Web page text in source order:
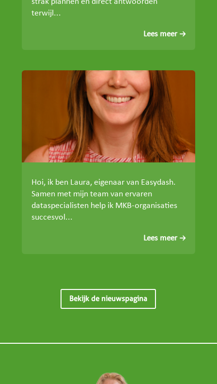
terwijl...
Lees meer
Hoi, ik ben Laura, eigenaar van Easydash.
Samen met mijn team van ervaren
dataspecialisten help ik MKB-organisaties
succesvol...
Lees meer
Bekijk de nieuwspagina